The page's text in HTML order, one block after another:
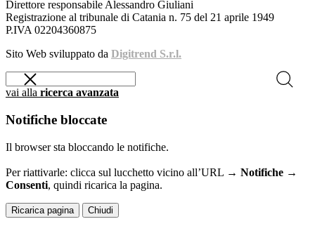
Direttore responsabile Alessandro Giuliani
Registrazione al tribunale di Catania n. 75 del 21 aprile 1949
P.IVA 02204360875
Sito Web sviluppato da Digitrend S.r.l.
vai alla ricerca avanzata
Notifiche bloccate
Il browser sta bloccando le notifiche.
Per riattivarle: clicca sul lucchetto vicino all’URL → Notifiche →
Consenti, quindi ricarica la pagina.
Ricarica pagina Chiudi